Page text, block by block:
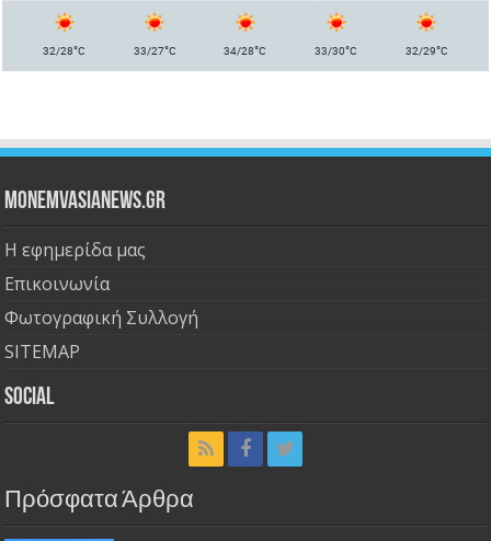
32/28°C 33/27°C 34/28°C 33/30°C 32/29°C
Monemvasianews.gr
Η εφημερίδα μας
Επικοινωνία
Φωτογραφική Συλλογή
SITEMAP
Social
Πρόσφατα Άρθρα